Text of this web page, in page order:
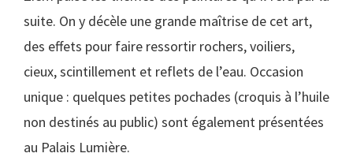
suite. On y décèle une grande maîtrise de cet art,
des effets pour faire ressortir rochers, voiliers,
cieux, scintillement et reflets de l’eau. Occasion
unique : quelques petites pochades (croquis à l’huile
non destinés au public) sont également présentées
au Palais Lumière.